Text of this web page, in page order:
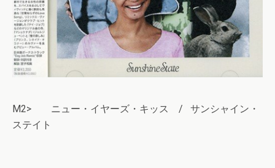
M2> ニュー・イヤーズ・キッス / サンシャイン・
ステイト